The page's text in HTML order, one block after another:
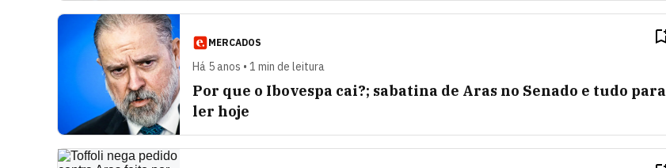
MERCADOS
Há 5 anos • 1 min de leitura
Por que o Ibovespa cai?; sabatina de Aras no Senado e tudo para
ler hoje